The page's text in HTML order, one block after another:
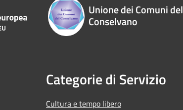
Unione dei Comuni del
Conselvano
Categorie di Servizio
Cultura e tempo libero